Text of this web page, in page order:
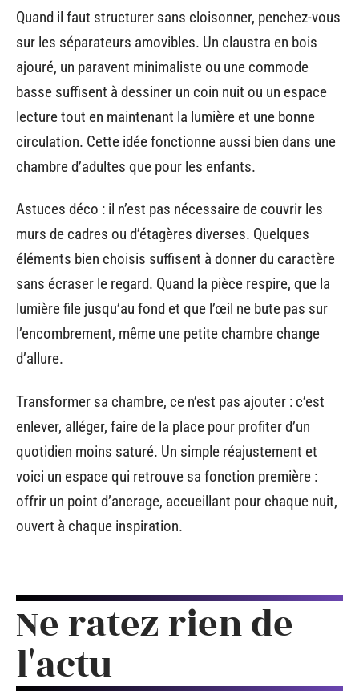
Quand il faut structurer sans cloisonner, penchez-vous
sur les séparateurs amovibles. Un claustra en bois
ajouré, un paravent minimaliste ou une commode
basse suffisent à dessiner un coin nuit ou un espace
lecture tout en maintenant la lumière et une bonne
circulation. Cette idée fonctionne aussi bien dans une
chambre d’adultes que pour les enfants.
Astuces déco : il n’est pas nécessaire de couvrir les
murs de cadres ou d’étagères diverses. Quelques
éléments bien choisis suffisent à donner du caractère
sans écraser le regard. Quand la pièce respire, que la
lumière file jusqu’au fond et que l’œil ne bute pas sur
l’encombrement, même une petite chambre change
d’allure.
Transformer sa chambre, ce n’est pas ajouter : c’est
enlever, alléger, faire de la place pour profiter d’un
quotidien moins saturé. Un simple réajustement et
voici un espace qui retrouve sa fonction première :
offrir un point d’ancrage, accueillant pour chaque nuit,
ouvert à chaque inspiration.
Ne ratez rien de
l'actu